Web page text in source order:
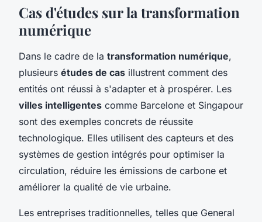
Cas d'études sur la transformation
numérique
Dans le cadre de la transformation numérique,
plusieurs études de cas illustrent comment des
entités ont réussi à s'adapter et à prospérer. Les
villes intelligentes comme Barcelone et Singapour
sont des exemples concrets de réussite
technologique. Elles utilisent des capteurs et des
systèmes de gestion intégrés pour optimiser la
circulation, réduire les émissions de carbone et
améliorer la qualité de vie urbaine.
Les entreprises traditionnelles, telles que General